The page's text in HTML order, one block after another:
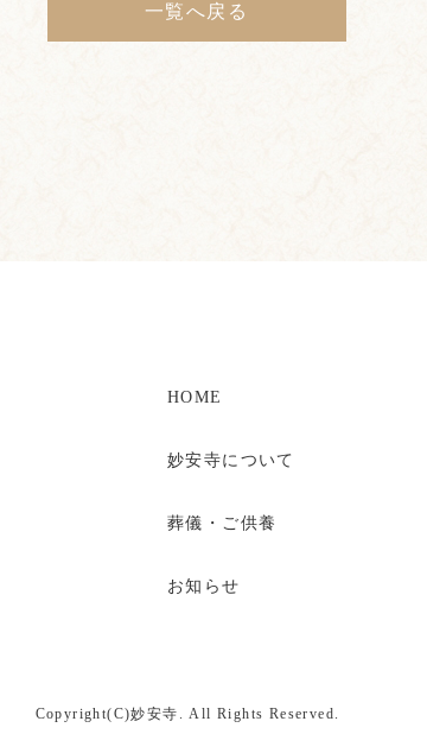
一覧へ戻る
HOME
妙安寺について
葬儀・ご供養
お知らせ
Copyright(C)妙安寺. All Rights Reserved.